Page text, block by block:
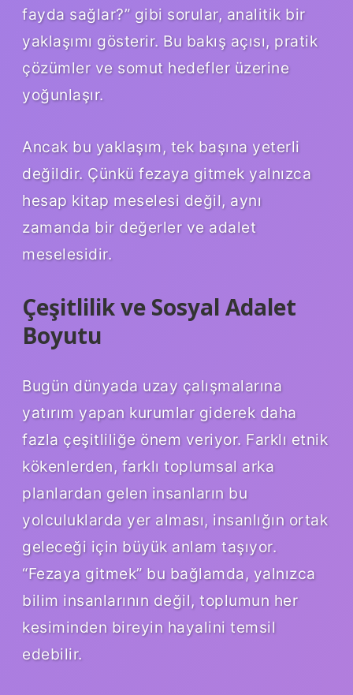
fayda sağlar?” gibi sorular, analitik bir
yaklaşımı gösterir. Bu bakış açısı, pratik
çözümler ve somut hedefler üzerine
yoğunlaşır.
Ancak bu yaklaşım, tek başına yeterli
değildir. Çünkü fezaya gitmek yalnızca
hesap kitap meselesi değil, aynı
zamanda bir değerler ve adalet
meselesidir.
Çeşitlilik ve Sosyal Adalet
Boyutu
Bugün dünyada uzay çalışmalarına
yatırım yapan kurumlar giderek daha
fazla çeşitliliğe önem veriyor. Farklı etnik
kökenlerden, farklı toplumsal arka
planlardan gelen insanların bu
yolculuklarda yer alması, insanlığın ortak
geleceği için büyük anlam taşıyor.
“Fezaya gitmek” bu bağlamda, yalnızca
bilim insanlarının değil, toplumun her
kesiminden bireyin hayalini temsil
edebilir.